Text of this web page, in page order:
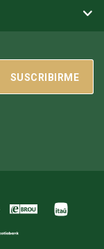
SUSCRIBIRME